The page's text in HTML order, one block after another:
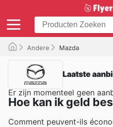
Andere Mazda
Laatste
Er zijn momenteel geen
Hoe kan ik geld
Comment peuvent-ils